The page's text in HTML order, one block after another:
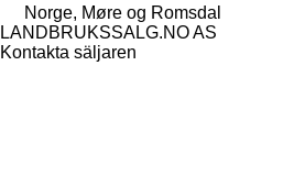
Norge, Møre og Romsdal
LANDBRUKSSALG.NO AS
Kontakta säljaren